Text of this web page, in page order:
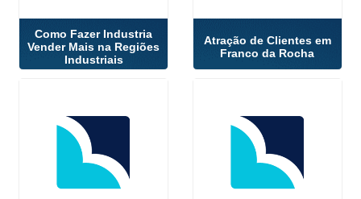
Como Fazer Industria
Vender Mais na Regiões
Industriais
Atração de Clientes em
Franco da Rocha